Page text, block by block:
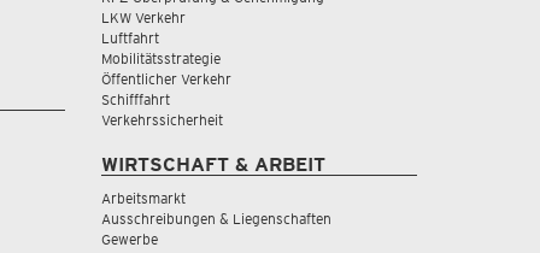
LKW Verkehr
Luftfahrt
Mobilitätsstrategie
Öffentlicher Verkehr
Schifffahrt
Verkehrssicherheit
WIRTSCHAFT & ARBEIT
Arbeitsmarkt
Ausschreibungen & Liegenschaften
Gewerbe